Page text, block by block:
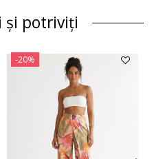
și potriviți
-20%